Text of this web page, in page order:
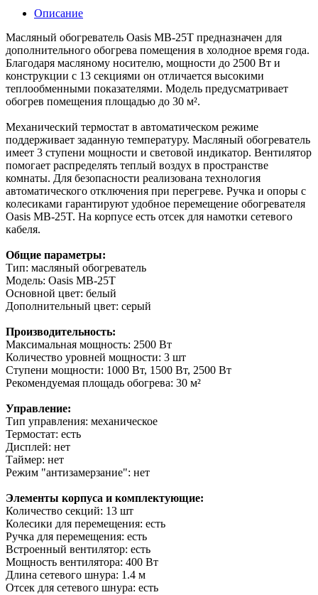
Описание
Масляный обогреватель Oasis MB-25T предназначен для
дополнительного обогрева помещения в холодное время года.
Благодаря масляному носителю, мощности до 2500 Вт и
конструкции с 13 секциями он отличается высокими
теплообменными показателями. Модель предусматривает
обогрев помещения площадью до 30 м².
Механический термостат в автоматическом режиме
поддерживает заданную температуру. Масляный обогреватель
имеет 3 ступени мощности и световой индикатор. Вентилятор
помогает распределять теплый воздух в пространстве
комнаты. Для безопасности реализована технология
автоматического отключения при перегреве. Ручка и опоры с
колесиками гарантируют удобное перемещение обогревателя
Oasis MB-25T. На корпусе есть отсек для намотки сетевого
кабеля.
Общие параметры:
Тип: масляный обогреватель
Модель: Oasis MB-25T
Основной цвет: белый
Дополнительный цвет: серый
Производительность:
Максимальная мощность: 2500 Вт
Количество уровней мощности: 3 шт
Ступени мощности: 1000 Вт, 1500 Вт, 2500 Вт
Рекомендуемая площадь обогрева: 30 м²
Управление:
Тип управления: механическое
Термостат: есть
Дисплей: нет
Таймер: нет
Режим "антизамерзание": нет
Элементы корпуса и комплектующие:
Количество секций: 13 шт
Колесики для перемещения: есть
Ручка для перемещения: есть
Встроенный вентилятор: есть
Мощность вентилятора: 400 Вт
Длина сетевого шнура: 1.4 м
Отсек для сетевого шнура: есть